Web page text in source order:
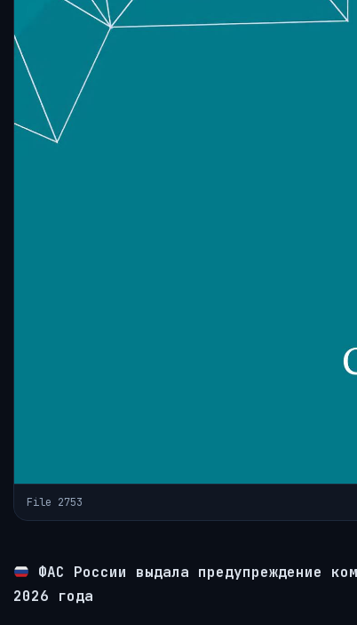
File 2753
ФАС России выдала предупреждение
2026 года